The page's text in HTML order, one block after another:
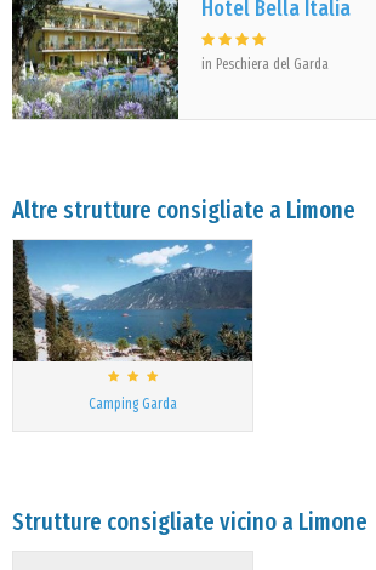
Hotel Bella Italia
in Peschiera del Garda
Altre strutture consigliate a Limone
Camping Garda
Strutture consigliate vicino a Limone